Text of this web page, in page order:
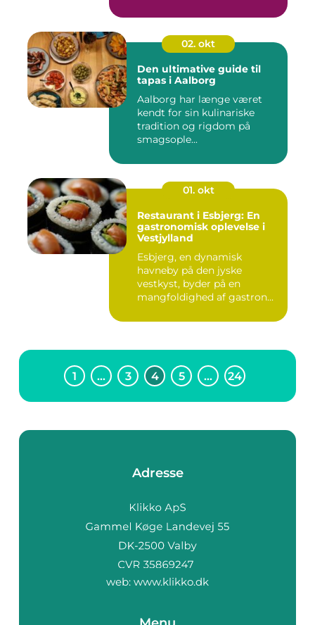
02. okt
Den ultimative guide til
tapas i Aalborg
Aalborg har længe været
kendt for sin kulinariske
tradition og rigdom på
smagsople...
01. okt
Restaurant i Esbjerg: En
gastronomisk oplevelse i
Vestjylland
Esbjerg, en dynamisk
havneby på den jyske
vestkyst, byder på en
mangfoldighed af gastron...
1 … 3 4 5 … 24
Adresse
web: www.klikko.dk